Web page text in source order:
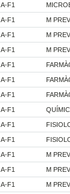
A-F1
A-F1 M
A-F1 M
A-F1 M
A-F1
A-F1
A-F1
A-F1
A-F1
A-F1
A-F1 M
A-F1 M
A-F1 M